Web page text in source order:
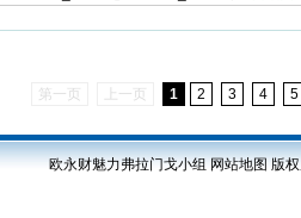
第一页 上一页 1 2 3 4 5
欧永财魅力弗拉门戈小组 网站地图 版